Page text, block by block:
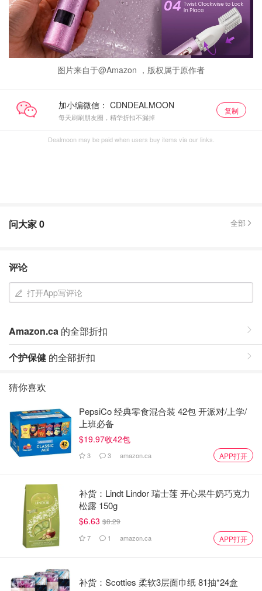
图片来自于@Amazon ，版权属于原作者
加小编微信：
每天刷刷朋友圈，精华折扣不漏掉
复制
Dealmoon may be paid when users buy items via our links.
问大家0 全部
评论
打开App写评论
Amazon.ca 的全部折扣
个护保健 的全部折扣
猜你喜欢
PepsiCo 经典零食混合装 42包 开派对/上学/
上班必备
$19.97收42包
3 3 amazon.ca APP打开
补货：Lindt Lindor 瑞士莲 开心果牛奶巧克力
松露 150g
$6.63 $8.29
7 1 amazon.ca APP打开
补货：Scotties 柔软3层面巾纸 81抽*24盒